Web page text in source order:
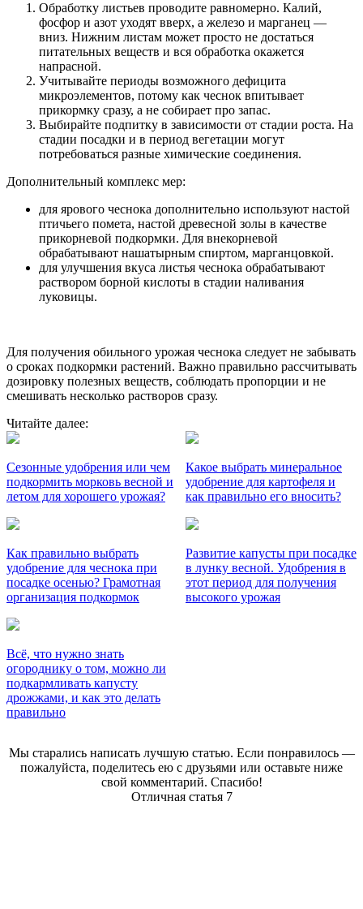
Обработку листьев проводите равномерно. Калий,
фосфор и азот уходят вверх, а железо и марганец —
вниз. Нижним листам может просто не достаться
питательных веществ и вся обработка окажется
напрасной.
Учитывайте периоды возможного дефицита
микроэлементов, потому как чеснок впитывает
прикормку сразу, а не собирает про запас.
Выбирайте подпитку в зависимости от стадии роста. На
стадии посадки и в период вегетации могут
потребоваться разные химические соединения.
Дополнительный комплекс мер:
для ярового чеснока дополнительно используют настой
птичьего помета, настой древесной золы в качестве
прикорневой подкормки. Для внекорневой
обрабатывают нашатырным спиртом, марганцовкой.
для улучшения вкуса листья чеснока обрабатывают
раствором борной кислоты в стадии наливания
луковицы.
Для получения обильного урожая чеснока следует не забывать
о сроках подкормки растений. Важно правильно рассчитывать
дозировку полезных веществ, соблюдать пропорции и не
смешивать несколько растворов сразу.
Читайте далее:
Сезонные удобрения или чем
подкормить морковь весной и
летом для хорошего урожая?
Какое выбрать минеральное
удобрение для картофеля и
как правильно его вносить?
Как правильно выбрать
удобрение для чеснока при
посадке осенью? Грамотная
организация подкормок
Развитие капусты при посадке
в лунку весной. Удобрения в
этот период для получения
высокого урожая
Всё, что нужно знать
огороднику о том, можно ли
подкармливать капусту
дрожжами, и как это делать
правильно
Мы старались написать лучшую статью. Если понравилось —
пожалуйста, поделитесь ею с друзьями или оставьте ниже
свой комментарий. Спасибо!
Отличная статья 7